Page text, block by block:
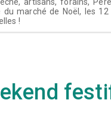
du marché de Noël, les
!